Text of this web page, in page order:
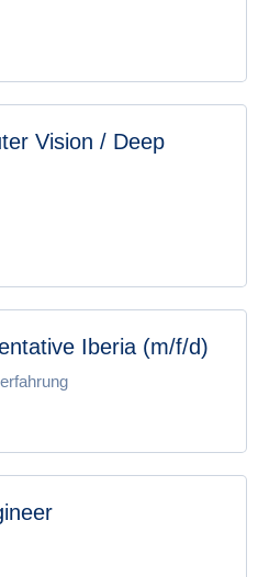
Vision / Deep
Iberia (m/f/d)